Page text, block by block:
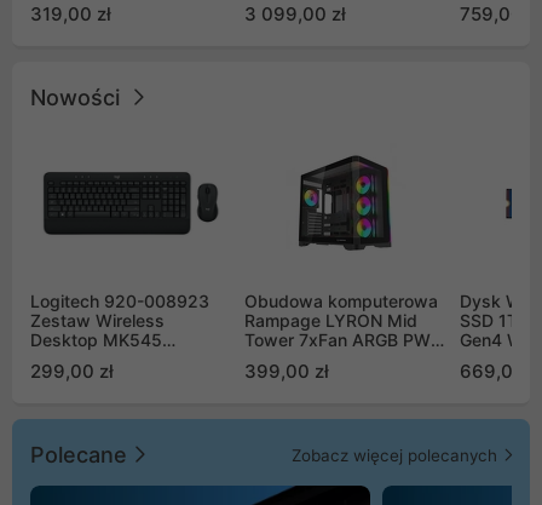
Push Pull (2szt)
319,00 zł
GB2050S)
3 099,00 zł 759,00 zł
Nowości
Logitech 920-008923
Zestaw Wireless
Desktop MK545
299,00 zł
Obudowa komputerowa
Rampage LYRON Mid
Tower 7xFan ARGB PWM
399,00 zł
Dysk WD
SSD 1TB
Gen4
669,00
Polecane Zobacz więcej polecanych